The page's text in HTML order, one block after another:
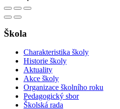
Škola
Charakteristika školy
Historie školy
Aktuality
Akce školy
Organizace školního roku
Pedagogický sbor
Školská rada